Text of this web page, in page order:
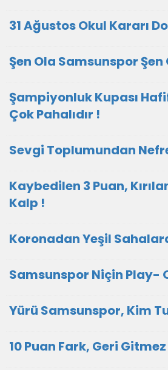
31 Ağustos Okul Kararı
Şen Ola Samsunspor Şen
Şampiyonluk Kupası
Çok Pahalıdır !
Sevgi Toplumundan
Kaybedilen 3 Puan,
Kalp !
Koronadan Yeşil
Samsunspor Niçin Play-
Yürü Samsunspor, Kim
10 Puan Fark, Geri